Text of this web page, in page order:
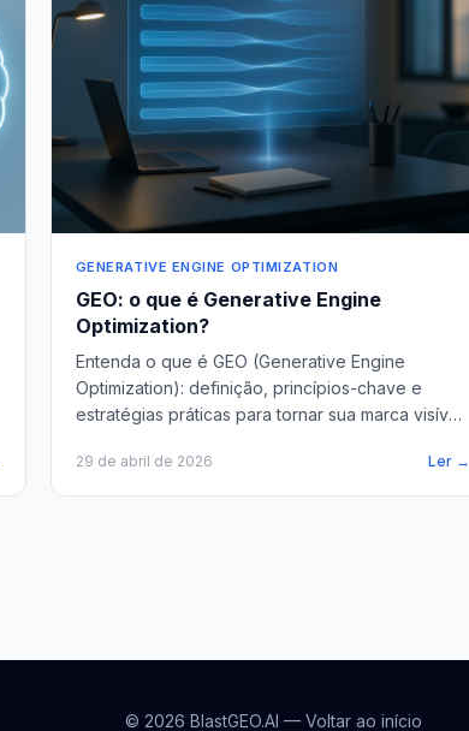
GENERATIVE ENGINE OPTIMIZATION
GEO: o que é Generative Engine
Optimization?
Entenda o que é GEO (Generative Engine
Optimization): definição, princípios-chave e
estratégias práticas para tornar sua marca visível
29 de abril de 2026 Ler →
© 2026 BlastGEO.AI — Voltar ao início